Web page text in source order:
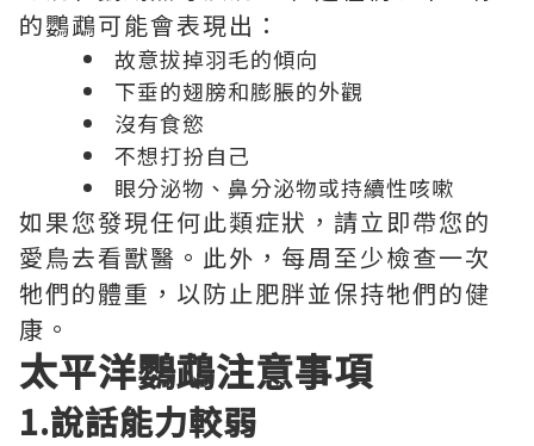
的鸚鵡可能會表現出：
故意拔掉羽毛的傾向
下垂的翅膀和膨脹的外觀
沒有食慾
不想打扮自己
眼分泌物、鼻分泌物或持續性咳嗽
如果您發現任何此類症狀，請立即帶您的
愛鳥去看獸醫。此外，每周至少檢查一次
牠們的體重，以防止肥胖並保持牠們的健
康。
太平洋鸚鵡注意事項
1.說話能力較弱